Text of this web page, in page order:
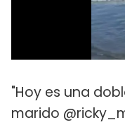
"Hoy es una
marido